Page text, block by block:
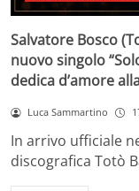
Salvatore Bosco
nuovo singolo
dedica d’amore
Luca Sammartino
In arrivo ufficiale
discografica Totò